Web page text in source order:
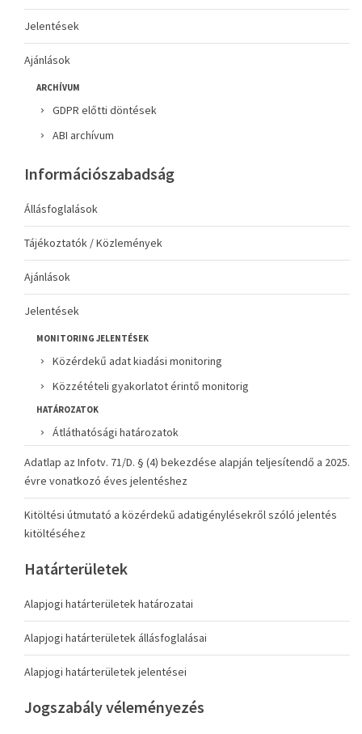
Jelentések
Ajánlások
ARCHÍVUM
GDPR előtti döntések
ABI archívum
Információszabadság
Állásfoglalások
Tájékoztatók / Közlemények
Ajánlások
Jelentések
MONITORING JELENTÉSEK
Közérdekű adat kiadási monitoring
Közzétételi gyakorlatot érintő monitorig
HATÁROZATOK
Átláthatósági határozatok
Adatlap az Infotv. 71/D. § (4) bekezdése alapján teljesítendő a 2025.
évre vonatkozó éves jelentéshez
Kitöltési útmutató a közérdekű adatigénylésekről szóló jelentés
kitöltéséhez
Határterületek
Alapjogi határterületek határozatai
Alapjogi határterületek állásfoglalásai
Alapjogi határterületek jelentései
Jogszabály véleményezés